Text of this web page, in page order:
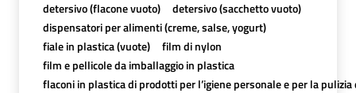
detersivo (flacone vuoto)
detersivo (sacchetto vuoto)
dispensatori per alimenti (creme, salse, yogurt)
fiale in plastica (vuote)
film di nylon
film e pellicole da imballaggio in plastica
flaconi in plastica di prodotti per l’igiene personale e per la pulizia